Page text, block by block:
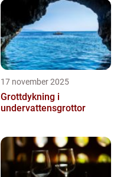
17 november 2025
Grottdykning i
undervattensgrottor